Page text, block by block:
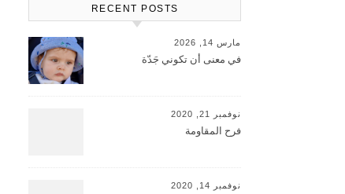
RECENT POSTS
مارس 14, 2026
في معنى أن تكوني جَدّة
نوفمبر 21, 2020
فرح المقاومة
نوفمبر 14, 2020